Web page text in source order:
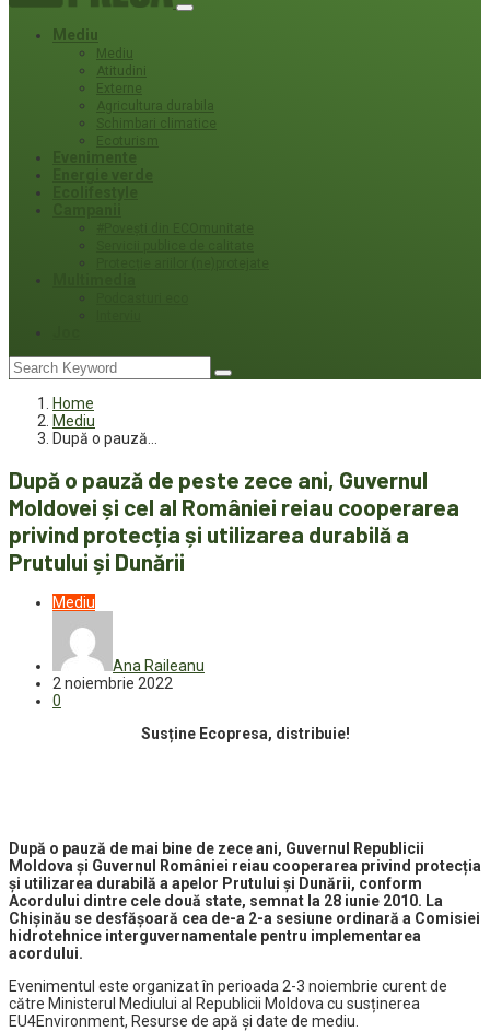
Mediu
Mediu
Atitudini
Externe
Agricultura durabila
Schimbari climatice
Ecoturism
Home
Mediu
După o pauză…
După o pauză de peste zece ani, Guvernul
Moldovei și cel al României reiau cooperarea
privind protecția și utilizarea durabilă a
Prutului și Dunării
Mediu
Ana Raileanu
2 noiembrie 2022
0
Susține Ecopresa, distribuie!
După o pauză de mai bine de zece ani, Guvernul Republicii
Moldova și Guvernul României reiau cooperarea privind protecția
și utilizarea durabilă a apelor Prutului și Dunării, conform
Acordului dintre cele două state, semnat la 28 iunie 2010. La
Chișinău se desfășoară cea de-a 2-a sesiune ordinară a Comisiei
hidrotehnice interguvernamentale pentru implementarea
acordului.
Evenimentul este organizat în perioada 2-3 noiembrie curent de
către Ministerul Mediului al Republicii Moldova cu susținerea
EU4Environment, Resurse de apă și date de mediu.